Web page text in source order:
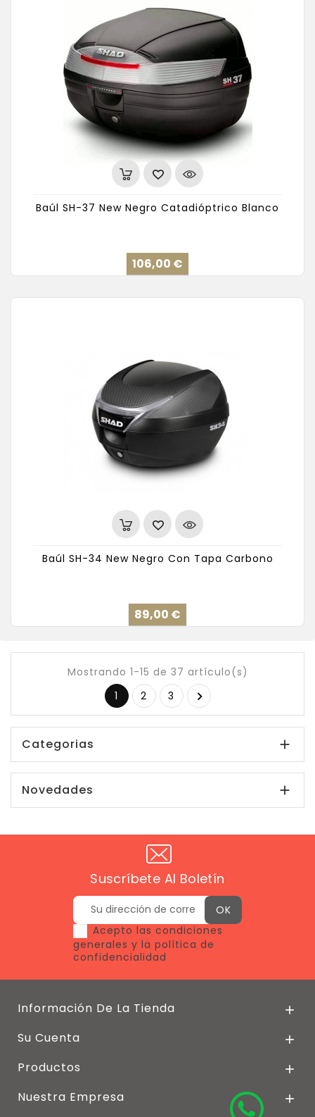
Baúl SH-37 New Negro Catadióptrico Blanco
106,00 €
Baúl SH-34 New Negro Con Tapa Carbono
89,00 €
Mostrando 1-15 de 37 artículo(s)
1
2 3 
Categorias 
Novedades 
Suscríbete Al Boletín
Acepto las condiciones
generales y la política de
confidencialidad
Información De La Tienda 
Su Cuenta 
Productos 
Nuestra Empresa 